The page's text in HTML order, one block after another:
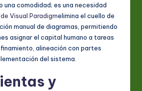
una comodidad; es una necesidad
Visual Paradigmelimina el cuello de
manual de diagramas, permitiendo
asignar el capital humano a tareas
alineación con partes
del sistema.
y